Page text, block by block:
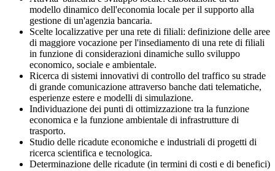
modello dinamico dell'economia locale per il supporto alla
gestione di un'agenzia bancaria.
Scelte localizzative per una rete di filiali: definizione delle aree
di maggiore vocazione per l'insediamento di una rete di filiali
in funzione di considerazioni dinamiche sullo sviluppo
economico, sociale e ambientale.
Ricerca di sistemi innovativi di controllo del traffico su strade
di grande comunicazione attraverso banche dati telematiche,
esperienze estere e modelli di simulazione.
Individuazione dei punti di ottimizzazione tra la funzione
economica e la funzione ambientale di infrastrutture di
trasporto.
Studio delle ricadute economiche e industriali di progetti di
ricerca scientifica e tecnologica.
Determinazione delle ricadute (in termini di costi e di benefici)